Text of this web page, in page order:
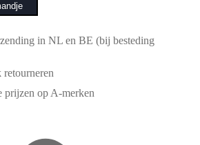
in NL en BE (bij besteding
prijzen op A-merken